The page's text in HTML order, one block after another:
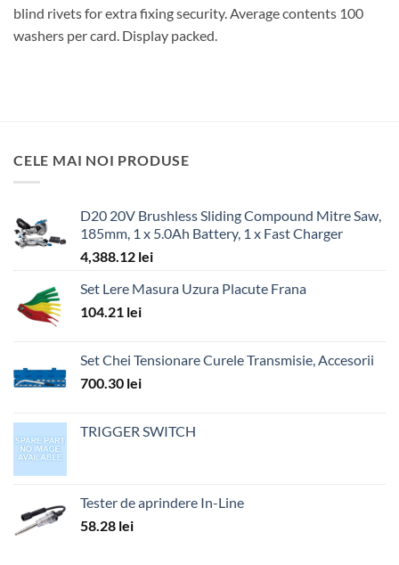
blind rivets for extra fixing security. Average contents 100
washers per card. Display packed.
CELE MAI NOI PRODUSE
D20 20V Brushless Sliding Compound Mitre Saw,
185mm, 1 x 5.0Ah Battery, 1 x Fast Charger
4,388.12 lei
Set Lere Masura Uzura Placute Frana
104.21 lei
Set Chei Tensionare Curele Transmisie, Accesorii
700.30 lei
TRIGGER SWITCH
Tester de aprindere In-Line
58.28 lei